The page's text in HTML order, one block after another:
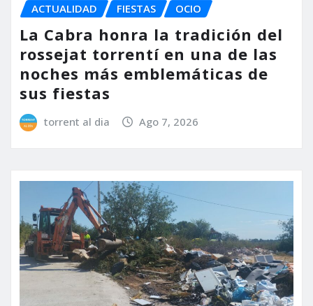
ACTUALIDAD FIESTAS OCIO
La Cabra honra la tradición del
rossejat torrentí en una de las
noches más emblemáticas de
sus fiestas
torrent al dia Ago 7, 2026